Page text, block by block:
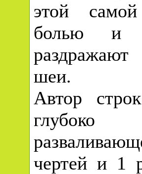
этой
болью и
шеи.
Автор
чертей и 1